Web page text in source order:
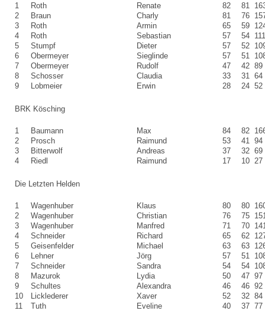
1 Roth Renate 82 81
2
Braun Charly 81 76
3
Roth Armin 65 59
4
Roth Sebastian 57 54
111
5
Stumpf Dieter 57 52
6
Obermeyer Sieglinde 57 51
7
Obermeyer Rudolf 47 42 89
8
Schosser Claudia 33 31
64
9
Lobmeier Erwin 28 24 52
BRK Kösching
1 Baumann Max 84 82
2
Prosch Raimund 53 41
94
3
Bitterwolf Andreas 37 32 69
4
Riedl Raimund 17 10 27
Die Letzten Helden
1 Wagenhuber Klaus 80 80
2
Wagenhuber Christian 76 75
3
Wagenhuber Manfred 71 70
4
Schneider Richard 65 62
5
Geisenfelder Michael 63 63
6
Lehner Jörg 57 51
7
Schneider Sandra 54 54
8
Mazurok Lydia 50 47 97
9
Schultes Alexandra 46 46 92
10
Licklederer Xaver 52 32 84
11
Tuth Eveline 40 37 77